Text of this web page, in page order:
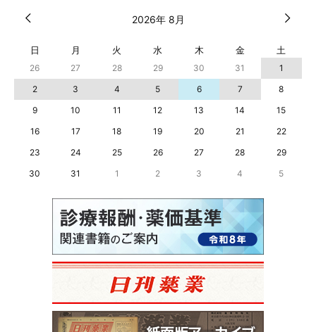
2026年 8月
日 月 火 水 木 金 土
26 27 28 29 30 31
1
2
3 4 5 6 7
8
9
10 11 12 13 14
15
16
17 18 19 20 21
22
23
24 25 26 27 28
29
30
31 1 2 3 4 5